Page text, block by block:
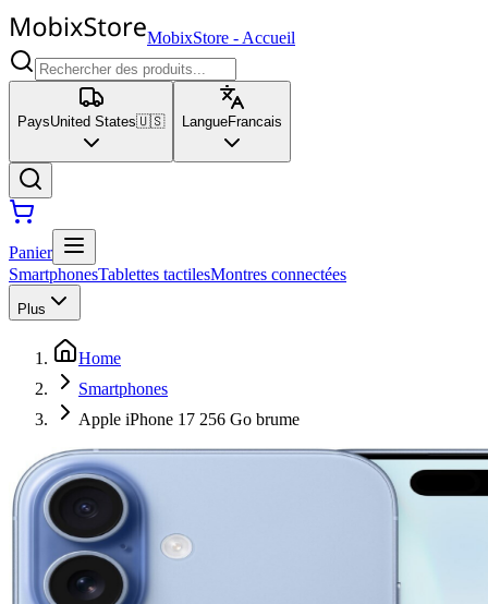
MobixStore - Accueil
PaysUnited States🇺🇸 LangueFrancais
Panier
SmartphonesTablettes tactilesMontres connectées
Plus
Home
Smartphones
Apple iPhone 17 256 Go brume